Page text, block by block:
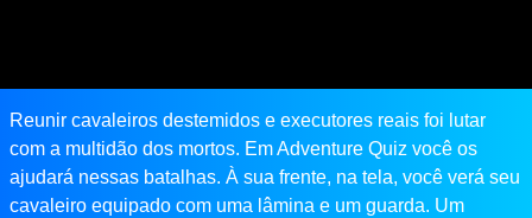
Reunir cavaleiros destemidos e executores reais foi lutar
com a multidão dos mortos. Em Adventure Quiz você os
ajudará nessas batalhas. À sua frente, na tela, você verá seu
cavaleiro equipado com uma lâmina e um guarda. Um